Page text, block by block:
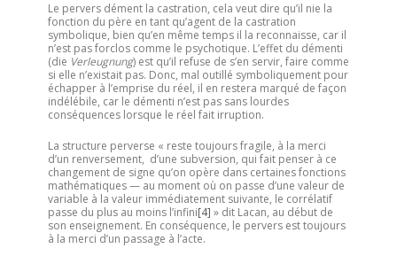
Le pervers dément la castration, cela veut dire qu’il nie la
fonction du père en tant qu’agent de la castration
symbolique, bien qu’en même temps il la reconnaisse, car il
n’est pas forclos comme le psychotique. L’effet du démenti
(die Verleugnung) est qu’il refuse de s’en servir, faire comme
si elle n’existait pas. Donc, mal outillé symboliquement pour
échapper à l’emprise du réel, il en restera marqué de façon
indélébile, car le démenti n’est pas sans lourdes
conséquences lorsque le réel fait irruption.
La structure perverse « reste toujours fragile, à la merci
d’un renversement, d’une subversion, qui fait penser à ce
changement de signe qu’on opère dans certaines fonctions
mathématiques — au moment où on passe d’une valeur de
variable à la valeur immédiatement suivante, le corrélatif
passe du plus au moins l’infini[4] » dit Lacan, au début de
son enseignement. En conséquence, le pervers est toujours
à la merci d’un passage à l’acte.